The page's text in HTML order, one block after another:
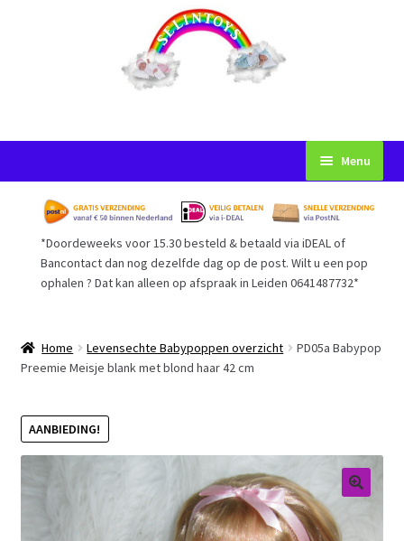
naar
navigatie
inhoud
Menu
Startpagina
Voorwaarden
Afrekenen
Retouren
Over ons
*Doordeweeks voor 15.30 besteld & betaald via iDEAL of
Bancontact dan nog dezelfde dag op de post. Wilt u een pop
ophalen ? Dat kan alleen op afspraak in Leiden 0641487732*
Home Levensechte Babypoppen overzicht
PD05a Babypop
Preemie Meisje blank met blond haar 42 cm
AANBIEDING!